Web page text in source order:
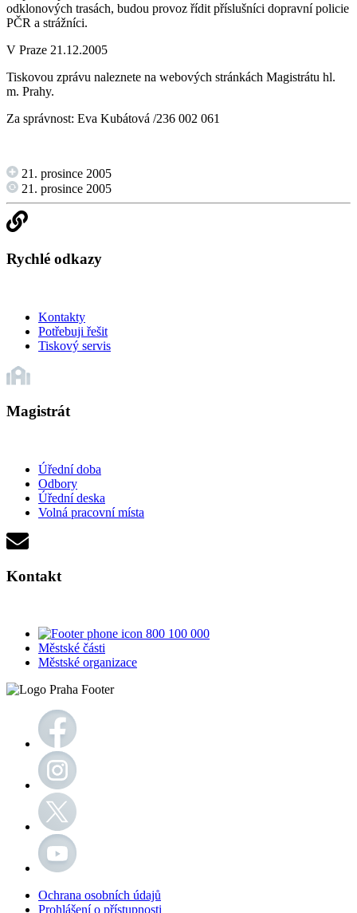
odklonových trasách, budou provoz řídit příslušníci dopravní policie
PČR a strážníci.
V Praze 21.12.2005
Tiskovou zprávu naleznete na webových stránkách Magistrátu hl.
m. Prahy.
Za správnost: Eva Kubátová /236 002 061
21. prosince 2005
21. prosince 2005
Rychlé odkazy
Kontakty
Potřebuji řešit
Tiskový servis
Magistrát
Úřední doba
Odbory
Úřední deska
Volná pracovní místa
Kontakt
800 100 000
Městské části
Městské organizace
Ochrana osobních údajů
Prohlášení o přístupnosti